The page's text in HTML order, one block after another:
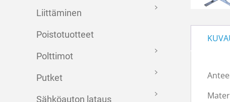
Liittäminen
Poistotuotteet
Polttimot
Putket
Sähköauton lataus